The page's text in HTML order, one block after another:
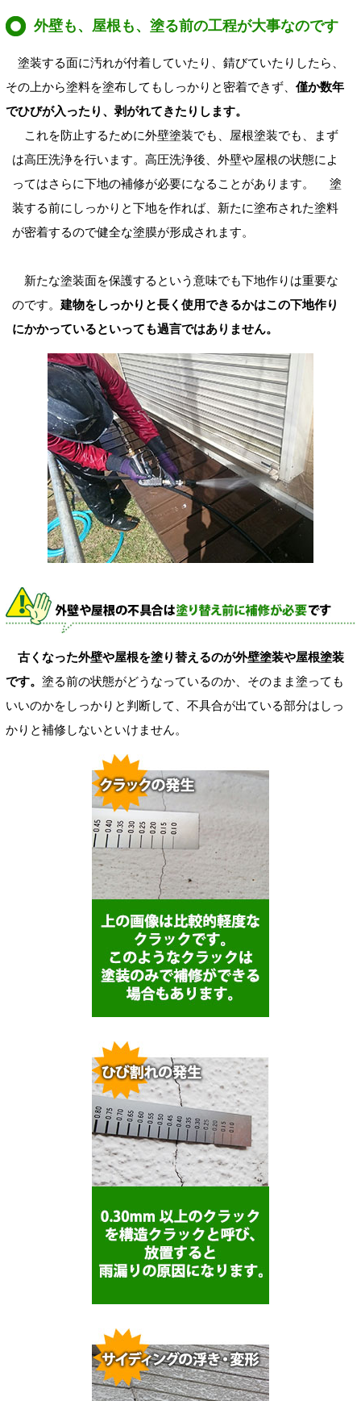
外壁も、屋根も、塗る前の工程が大事なのです
塗装する面に汚れが付着していたり、錆びていたりしたら、
その上から塗料を塗布してもしっかりと密着できず、 僅か数年
でひびが入ったり、剥がれてきたりします。
これを防止するために外壁塗装でも、屋根塗装でも、まず
は高圧洗浄を行います。高圧洗浄後、外壁や屋根の状態によ
ってはさらに下地の補修が必要になることがあります。 塗
装する前にしっかりと下地を作れば、新たに塗布された塗料
が密着するので健全な塗膜が形成されます。
新たな塗装面を保護するという意味でも下地作りは重要な
のです。 建物をしっかりと長く使用できるかはこの下地作り
にかかっているといっても過言ではありません。
古くなった外壁や屋根を塗り替えるのが外壁塗装や屋根塗装
です。 塗る前の状態がどうなっているのか、そのまま塗っても
いいのかをしっかりと判断して、不具合が出ている部分はしっ
かりと補修しないといけません。